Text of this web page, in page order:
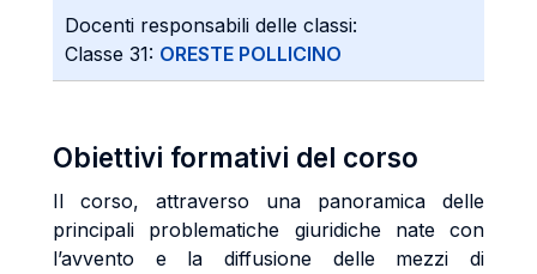
Docenti responsabili delle classi:
Classe 31: ORESTE POLLICINO
Obiettivi formativi del corso
Il corso, attraverso una panoramica delle
principali problematiche giuridiche nate con
l’avvento e la diffusione delle mezzi di